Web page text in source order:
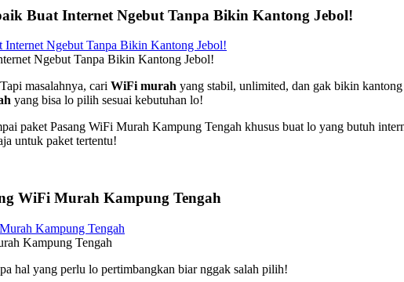
Buat Internet Ngebut Tanpa Bikin Kantong Jebol!
Ngebut Tanpa Bikin Kantong Jebol!
masalahnya, cari WiFi murah yang stabil, unlimited, dan gak bikin
yang bisa lo pilih sesuai kebutuhan lo!
paket Pasang WiFi Murah Kampung Tengah khusus buat lo yang butuh
untuk paket tertentu!
WiFi Murah Kampung Tengah
Kampung Tengah
hal yang perlu lo pertimbangkan biar nggak salah pilih!